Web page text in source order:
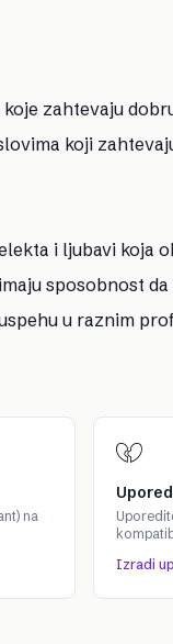
zahtevaju
koji
i ljubavi koja
sposobnost
u raznim
na
Izradi